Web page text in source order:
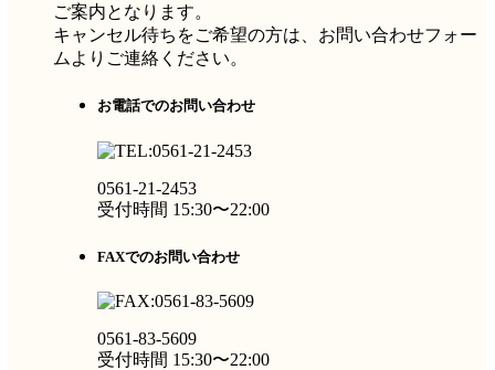
ご案内となります。
キャンセル待ちをご希望の方は、お問い合わせフォー
ムよりご連絡ください。
お電話でのお問い合わせ
0561-21-2453
受付時間 15:30〜22:00
FAXでのお問い合わせ
0561-83-5609
受付時間 15:30〜22:00